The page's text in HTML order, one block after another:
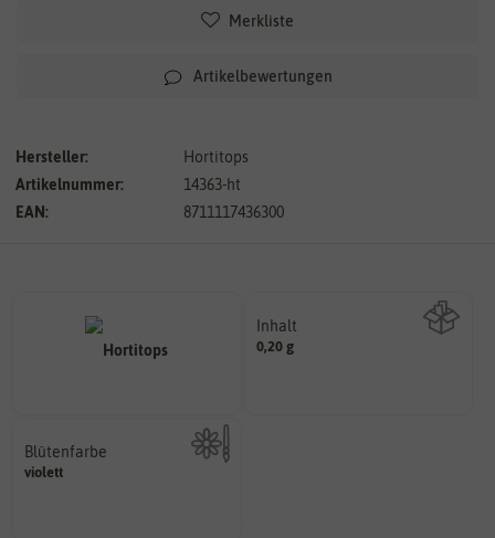
Merkliste
Artikelbewertungen
Hersteller:
Hortitops
Artikelnummer:
14363-ht
EAN:
8711117436300
Inhalt
0,20 g
Blütenfarbe
violett
Kann auch mehrfarbig sein.